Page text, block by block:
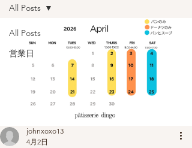
All Posts
営業日
All Posts
johnxoxo13
4月2日